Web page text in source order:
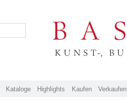
Kataloge Highlights Kaufen Verkaufen